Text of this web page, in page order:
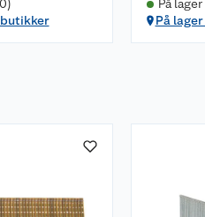
butikker
På lager
På